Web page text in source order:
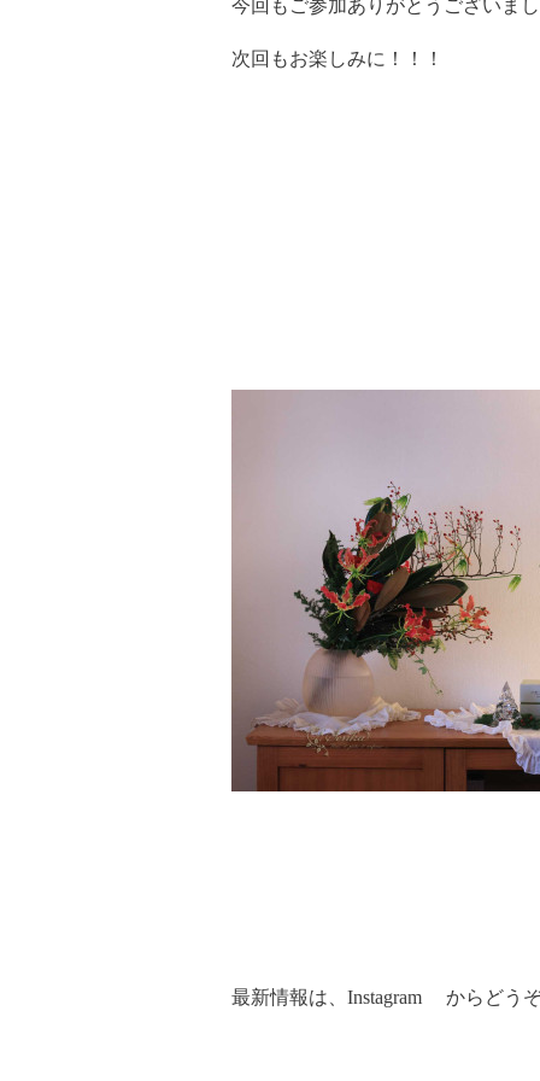
今回もご参加ありがとうございま
次回もお楽しみに！！！
最新情報は、 Instagram からどう